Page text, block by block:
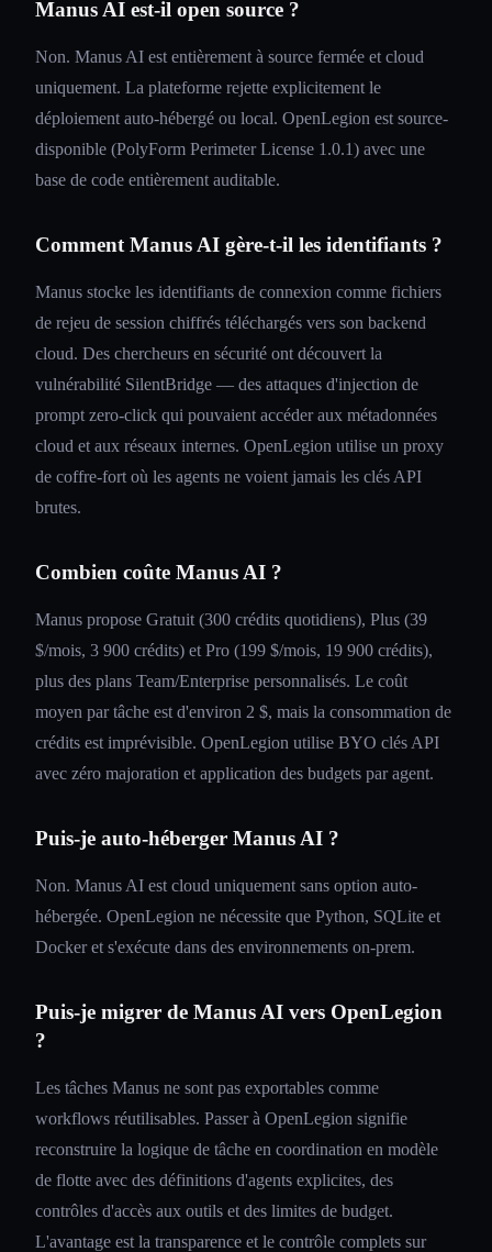
Manus AI est-il open source ?
Non. Manus AI est entièrement à source fermée et cloud
uniquement. La plateforme rejette explicitement le
déploiement auto-hébergé ou local. OpenLegion est source-
disponible (PolyForm Perimeter License 1.0.1) avec une
base de code entièrement auditable.
Comment Manus AI gère-t-il les identifiants ?
Manus stocke les identifiants de connexion comme fichiers
de rejeu de session chiffrés téléchargés vers son backend
cloud. Des chercheurs en sécurité ont découvert la
vulnérabilité SilentBridge — des attaques d'injection de
prompt zero-click qui pouvaient accéder aux métadonnées
cloud et aux réseaux internes. OpenLegion utilise un proxy
de coffre-fort où les agents ne voient jamais les clés API
brutes.
Combien coûte Manus AI ?
Manus propose Gratuit (300 crédits quotidiens), Plus (39
$/mois, 3 900 crédits) et Pro (199 $/mois, 19 900 crédits),
plus des plans Team/Enterprise personnalisés. Le coût
moyen par tâche est d'environ 2 $, mais la consommation de
crédits est imprévisible. OpenLegion utilise BYO clés API
avec zéro majoration et application des budgets par agent.
Puis-je auto-héberger Manus AI ?
Non. Manus AI est cloud uniquement sans option auto-
hébergée. OpenLegion ne nécessite que Python, SQLite et
Docker et s'exécute dans des environnements on-prem.
Puis-je migrer de Manus AI vers OpenLegion
?
Les tâches Manus ne sont pas exportables comme
workflows réutilisables. Passer à OpenLegion signifie
reconstruire la logique de tâche en coordination en modèle
de flotte avec des définitions d'agents explicites, des
contrôles d'accès aux outils et des limites de budget.
L'avantage est la transparence et le contrôle complets sur